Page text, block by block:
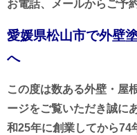
お電話、メールからご予
愛媛県松山市で外壁
へ
この度は数ある外壁・屋
ージをご覧いただき誠に
和25年に創業してから74